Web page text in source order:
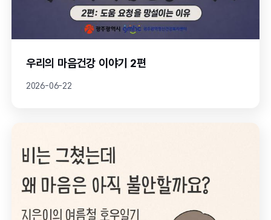
우리의 마음건강 이야기 2편
2026-06-22